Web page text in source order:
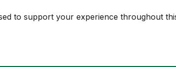
to support your experience throughout